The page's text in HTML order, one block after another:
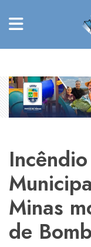
Minas
de